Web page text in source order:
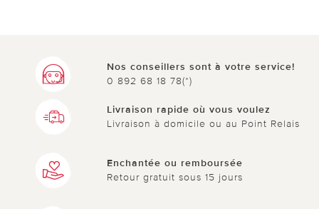
Nos conseillers sont à votre service!
0 892 68 18 78(*)
Livraison rapide où vous voulez
Livraison à domicile ou au Point Relais
Enchantée ou remboursée
Retour gratuit sous 15 jours